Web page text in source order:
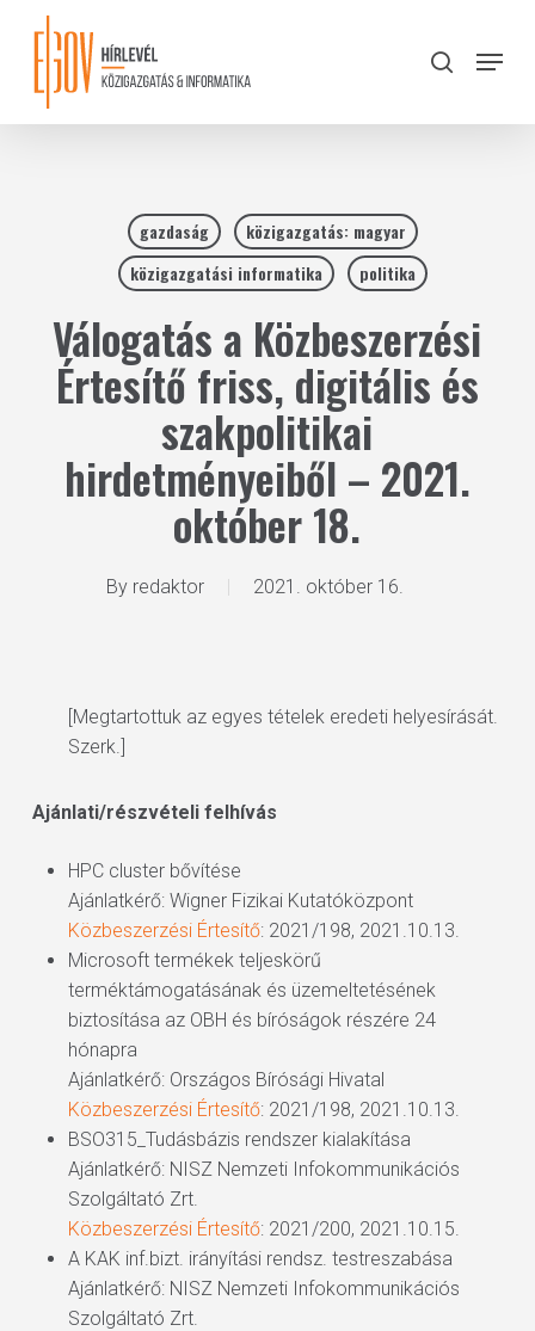
content
search
Menu
gazdaság
közigazgatás: magyar
közigazgatási informatika
politika
Válogatás a Közbeszerzési
Értesítő friss, digitális és
szakpolitikai
hirdetményeiből – 2021.
október 18.
By redaktor 2021. október 16.
[Megtartottuk az egyes tételek eredeti helyesírását.
Szerk.]
Ajánlati/részvételi felhívás
HPC cluster bővítése
Ajánlatkérő: Wigner Fizikai Kutatóközpont
Közbeszerzési Értesítő: 2021/198, 2021.10.13.
Microsoft termékek teljeskörű
terméktámogatásának és üzemeltetésének
biztosítása az OBH és bíróságok részére 24
hónapra
Ajánlatkérő: Országos Bírósági Hivatal
Közbeszerzési Értesítő: 2021/198, 2021.10.13.
BSO315_Tudásbázis rendszer kialakítása
Ajánlatkérő: NISZ Nemzeti Infokommunikációs
Szolgáltató Zrt.
Közbeszerzési Értesítő: 2021/200, 2021.10.15.
A KAK inf.bizt. irányítási rendsz. testreszabása
Ajánlatkérő: NISZ Nemzeti Infokommunikációs
Szolgáltató Zrt.
Close